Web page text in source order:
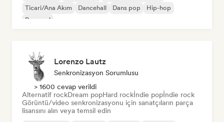
Ticari/Ana Akım
Dancehall Dans pop
Hip-hop
Pop soul
Lorenzo Lautz
Senkronizasyon Sorumlusu
> 1600 cevap verildi
Alternatif rockDream popHard rockİndie popİndie rock
Görüntü/video senkronizasyonu için sanatçıların parça
lisansını alın veya temsil edin